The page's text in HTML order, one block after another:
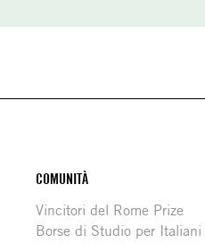
COMUNITÀ
Vincitori del Rome Prize
Borse di Studio per Italiani